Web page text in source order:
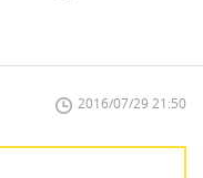
2016/07/29 21:50